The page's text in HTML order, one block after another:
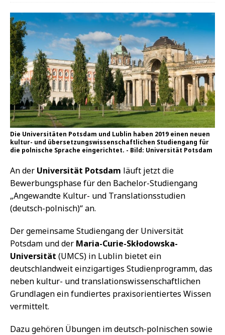
Die Universitäten Potsdam und Lublin haben 2019 einen neuen
kultur- und übersetzungswissenschaftlichen Studiengang für
die polnische Sprache eingerichtet. - Bild: Universität Potsdam
An der Universität Potsdam läuft jetzt die
Bewerbungsphase für den Bachelor-Studiengang
„Angewandte Kultur- und Translationsstudien
(deutsch-polnisch)“ an.
Der gemeinsame Studiengang der Universität
Potsdam und der Maria-Curie-Skłodowska-
Universität (UMCS) in Lublin bietet ein
deutschlandweit einzigartiges Studienprogramm, das
neben kultur- und translationswissenschaftlichen
Grundlagen ein fundiertes praxisorientiertes Wissen
vermittelt.
Dazu gehören Übungen im deutsch-polnischen sowie